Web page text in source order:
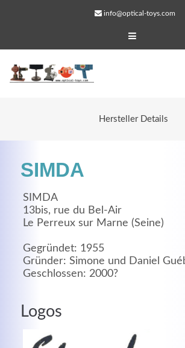
info@optical-toys.com
Hersteller Details
SIMDA
SIMDA
13bis, rue du Bel-Air
Le Perreux sur Marne (Seine)
Gegründet: 1955
Gründer: Simone und Daniel
Geschlossen: 2000?
Logos
Web Projects
Lorem ipsum dolor sit amet,
elit. Aenean commodo ligula